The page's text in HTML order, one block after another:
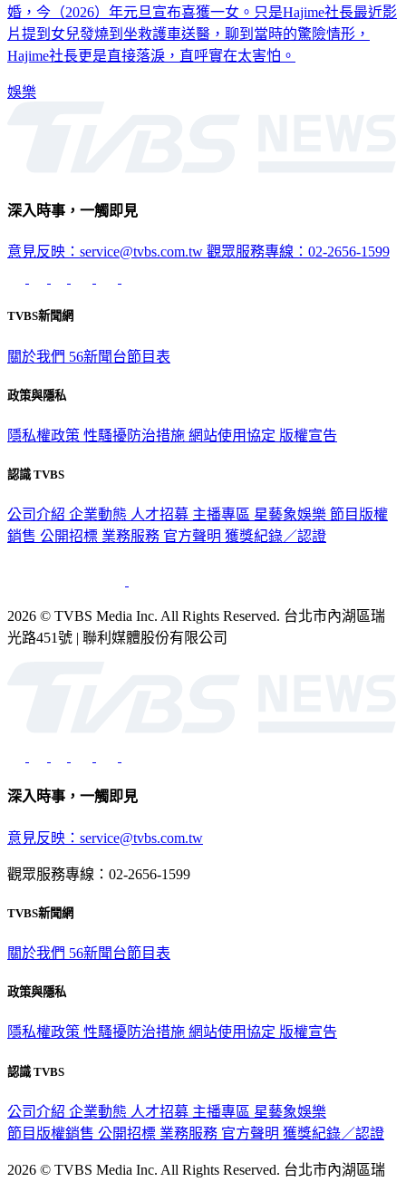
婚，今（2026）年元旦宣布喜獲一女。只是Hajime社長最近影
片提到女兒發燒到坐救護車送醫，聊到當時的驚險情形，
Hajime社長更是直接落淚，直呼實在太害怕。
娛樂
深入時事，一觸即見
意見反映：service@tvbs.com.tw 觀眾服務專線：02-2656-1599
TVBS新聞網
關於我們 56新聞台節目表
政策與隱私
隱私權政策 性騷擾防治措施 網站使用協定 版權宣告
認識 TVBS
公司介紹 企業動態 人才招募 主播專區 星藝象娛樂 節目版權
銷售 公開招標 業務服務 官方聲明 獲獎紀錄／認證
2026 © TVBS Media Inc. All Rights Reserved. 台北市內湖區瑞
光路451號 | 聯利媒體股份有限公司
深入時事，一觸即見
意見反映：service@tvbs.com.tw
觀眾服務專線：02-2656-1599
TVBS新聞網
關於我們 56新聞台節目表
政策與隱私
隱私權政策 性騷擾防治措施 網站使用協定 版權宣告
認識 TVBS
公司介紹 企業動態 人才招募 主播專區 星藝象娛樂
節目版權銷售 公開招標 業務服務 官方聲明 獲獎紀錄／認證
2026 © TVBS Media Inc. All Rights Reserved. 台北市內湖區瑞